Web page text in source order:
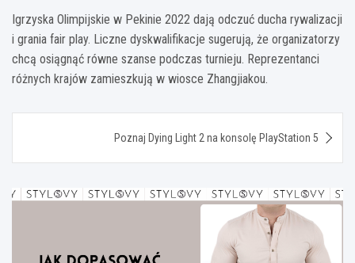
Igrzyska Olimpijskie w Pekinie 2022 dają odczuć ducha rywalizacji
i grania fair play. Liczne dyskwalifikacje sugerują, że organizatorzy
chcą osiągnąć równe szanse podczas turnieju. Reprezentanci
różnych krajów zamieszkują w wiosce Zhangjiakou.
Poznaj Dying Light 2 na konsolę PlayStation 5